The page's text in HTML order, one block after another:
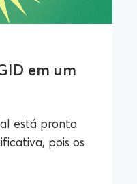
em um
está pronto
pois os